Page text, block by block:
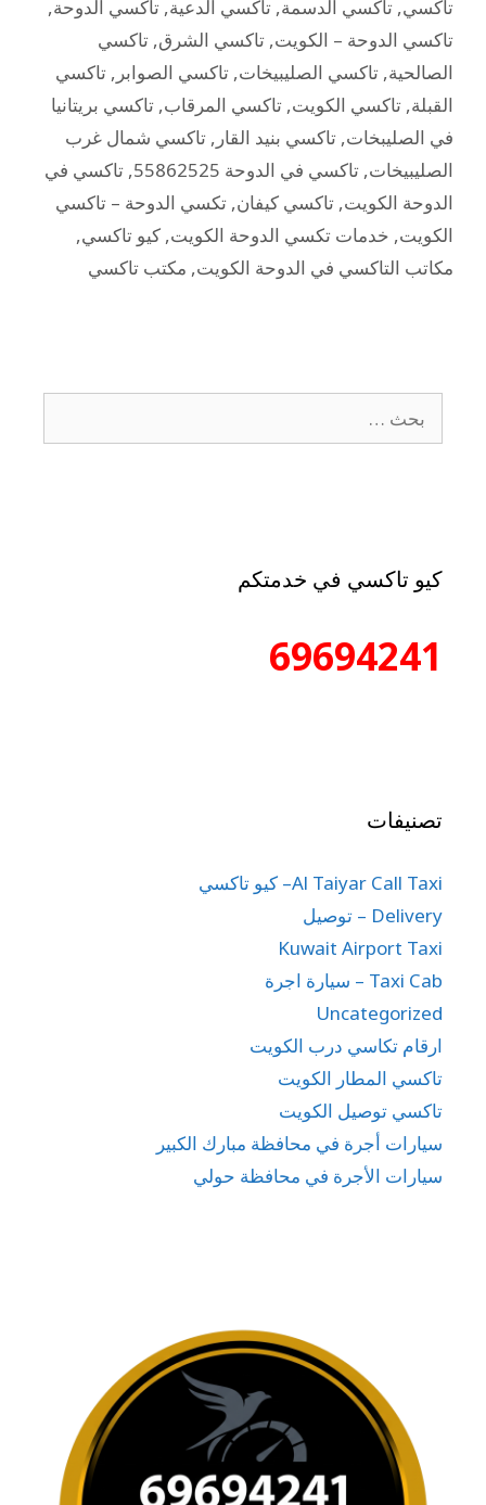
تاكسي, تاكسي الدسمة, تاكسي الدعية, تاكسي الدوحة,
تاكسي الدوحة – الكويت, تاكسي الشرق, تاكسي
الصالحية, تاكسي الصليبيخات, تاكسي الصوابر , تاكسي
القبلة, تاكسي الكويت, تاكسي المرقاب, تاكسي بريتانيا
في الصليبخات, تاكسي بنيد القار , تاكسي شمال غرب
الصليبيخات, تاكسي في الدوحة 55862525 , تاكسي في
الدوحة الكويت, تاكسي كيفان, تكسي الدوحة – تاكسي
الكويت, خدمات تكسي الدوحة الكويت, كيو تاكسي,
مكاتب التاكسي في الدوحة الكويت, مكتب تاكسي
كيو تاكسي في خدمتكم
69694241
تصنيفات
Al Taiyar Call Taxi– كيو تاكسي
Delivery – توصيل
Kuwait Airport Taxi
Taxi Cab – سيارة اجرة
Uncategorized
ارقام تكاسي درب الكويت
تاكسي المطار الكويت
تاكسي توصيل الكويت
سيارات أجرة في محافظة مبارك الكبير
سيارات الأجرة في محافظة حولي